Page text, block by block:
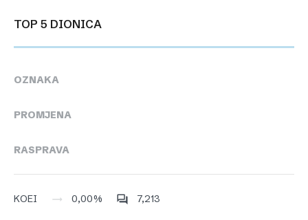
TOP 5 DIONICA
OZNAKA
PROMJENA
RASPRAVA
KOEI 0,00% 7,213